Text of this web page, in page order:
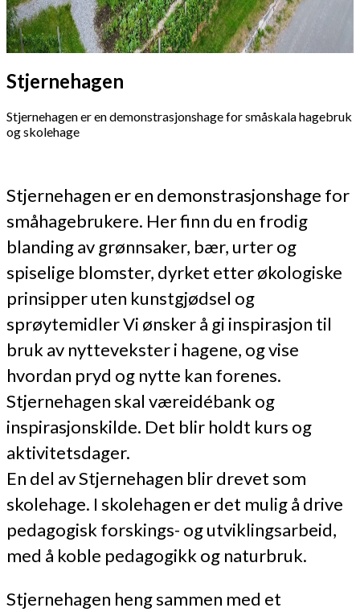
Stjernehagen
Stjernehagen er en demonstrasjonshage for småskala hagebruk
og skolehage
Stjernehagen er en demonstrasjonshage for
småhagebrukere. Her finn du en frodig
blanding av grønnsaker, bær, urter og
spiselige blomster, dyrket etter økologiske
prinsipper uten kunstgjødsel og
sprøytemidler Vi ønsker å gi inspirasjon til
bruk av nyttevekster i hagene, og vise
hvordan pryd og nytte kan forenes.
Stjernehagen skal væreidébank og
inspirasjonskilde. Det blir holdt kurs og
aktivitetsdager.
En del av Stjernehagen blir drevet som
skolehage. I skolehagen er det mulig å drive
pedagogisk forskings- og utviklingsarbeid,
med å koble pedagogikk og naturbruk.
Stjernehagen heng sammen med et